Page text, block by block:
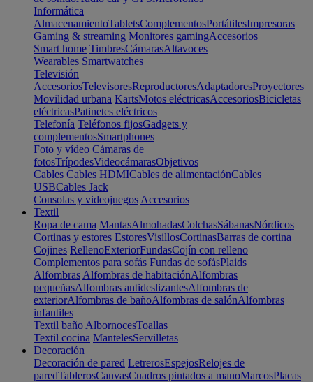
Informática
AlmacenamientoTabletsComplementosPortátilesImpresoras
Gaming & streaming Monitores gamingAccesorios
Smart home TimbresCámarasAltavoces
Wearables Smartwatches
Televisión
AccesoriosTelevisoresReproductoresAdaptadoresProyectores
Movilidad urbana KartsMotos eléctricasAccesoriosBicicletas
eléctricasPatinetes eléctricos
Telefonía Teléfonos fijosGadgets y
complementosSmartphones
Foto y vídeo Cámaras de
fotosTrípodesVideocámarasObjetivos
Cables Cables HDMICables de alimentaciónCables
USBCables Jack
Consolas y videojuegos Accesorios
Textil
Ropa de cama MantasAlmohadasColchasSábanasNórdicos
Cortinas y estores EstoresVisillosCortinasBarras de cortina
Cojines RellenoExteriorFundasCojín con relleno
Complementos para sofás Fundas de sofásPlaids
Alfombras Alfombras de habitaciónAlfombras
pequeñasAlfombras antideslizantesAlfombras de
exteriorAlfombras de bañoAlfombras de salónAlfombras
infantiles
Textil baño AlbornocesToallas
Textil cocina MantelesServilletas
Decoración
Decoración de pared LetrerosEspejosRelojes de
paredTablerosCanvasCuadros pintados a manoMarcosPlacas